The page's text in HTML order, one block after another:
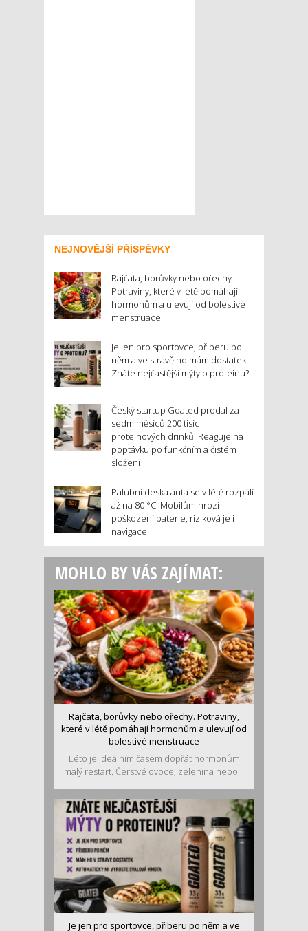
NEJNOVĚJŠÍ PŘÍSPĚVKY
Rajčata, borůvky nebo ořechy.
Potraviny, které v létě pomáhají
hormonům a ulevují od bolestivé
menstruace
Je jen pro sportovce, přiberu po
něm a ve stravě ho mám dostatek.
Znáte nejčastější mýty o proteinu?
Český startup Goated prodal za
sedm měsíců 200 tisíc
proteinových drinků. Reaguje na
poptávku po funkčním a čistém
složení
Palubní deska auta se v létě rozpálí
až na 80 °C. Mobilům hrozí
poškození baterie, riziková je i
navigace
MOHLO BY VÁS ZAJÍMAT:
Rajčata, borůvky nebo ořechy. Potraviny,
které v létě pomáhají hormonům a ulevují od
bolestivé menstruace
Léto je ideálním časem dopřát hormonům
malý restart. Čerstvé ovoce, zelenina nebo...
Je jen pro sportovce, přiberu po něm a ve